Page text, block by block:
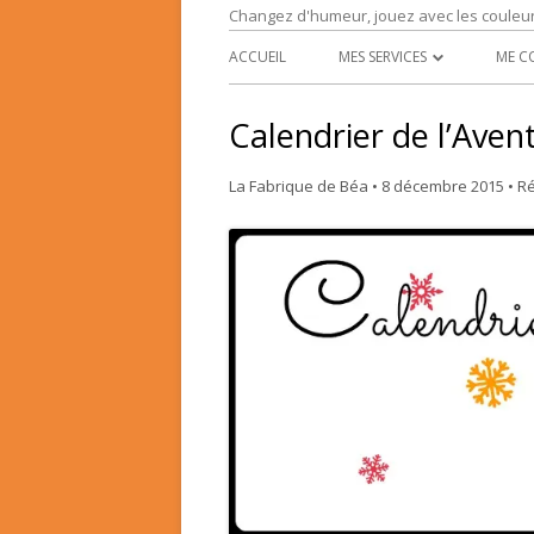
Changez d'humeur, jouez avec les
ACCUEIL MES SERVICES
TRANSFORMATION
ME
Calendrier de
La Fabrique de Béa • 8 décembre 2015 •